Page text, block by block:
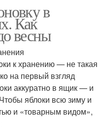
в
Как
весны
к хранению — не такая
на первый взгляд
аккуратно в ящик — и
яблоки всю зиму и
и «товарным видом»,